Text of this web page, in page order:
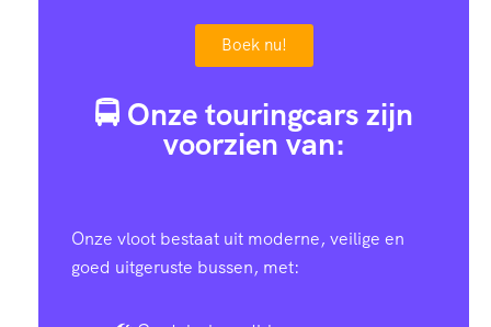
Boek nu!
🚍 Onze touringcars zijn
voorzien van:
Onze vloot bestaat uit moderne, veilige en
goed uitgeruste bussen, met: